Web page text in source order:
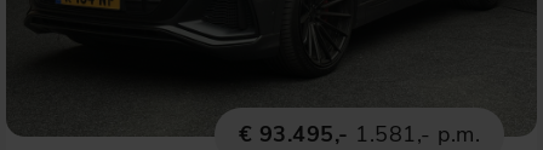
€ 93.495,- 1.581,- p.m.